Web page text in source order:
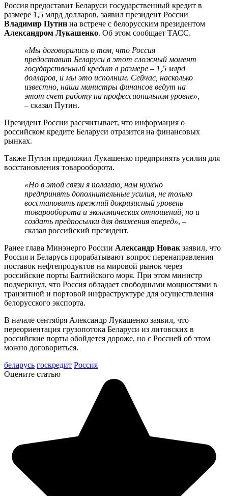
Россия предоставит Беларуси государственный кредит в
размере 1,5 млрд долларов, заявил президент России
Владимир Путин на встрече с белорусским президентом
Александром Лукашенко. Об этом сообщает ТАСС.
«Мы договорились о том, что Россия
предоставит Беларуси в этот сложный момент
государственный кредит в размере – 1,5 млрд
долларов, и мы это исполним. Сейчас, насколько
известно, наши министры финансов ведут на
этот счет работу на профессиональном уровне»,
– сказал Путин.
Президент России рассчитывает, что информация о
российском кредите Беларуси отразится на финансовых
рынках.
Также Путин предложил Лукашенко предпринять усилия для
восстановления товарооборота.
«Но в этой связи я полагаю, нам нужно
предпринять дополнительные усилия, не только
восстановить прежний докризисный уровень
товарооборота и экономических отношений, но и
создать предпосылки для движения вперед», –
сказал российский президент.
Ранее глава Минэнерго России Александр Новак заявил, что
Россия и Беларусь прорабатывают вопрос перенаправления
поставок нефтепродуктов на мировой рынок через
российские порты Балтийского моря. При этом министр
подчеркнул, что Россия обладает свободными мощностями в
транзитной и портовой инфраструктуре для осуществления
белорусского экспорта.
В начале сентября Александр Лукашенко заявил, что
переориентация грузопотока Беларуси из литовских в
российские порты обойдется дороже, но с Россией об этом
можно договориться.
беларусь госкредит Россия
Оцените статью